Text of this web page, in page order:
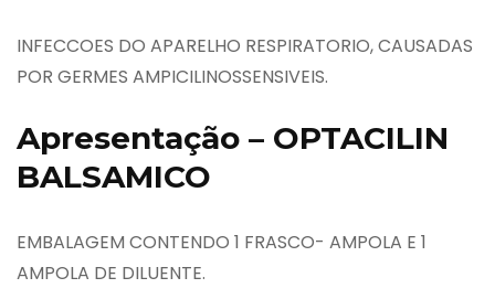
INFECCOES DO APARELHO RESPIRATORIO, CAUSADAS
POR GERMES AMPICILINOSSENSIVEIS.
Apresentação – OPTACILIN
BALSAMICO
EMBALAGEM CONTENDO 1 FRASCO- AMPOLA E 1
AMPOLA DE DILUENTE.